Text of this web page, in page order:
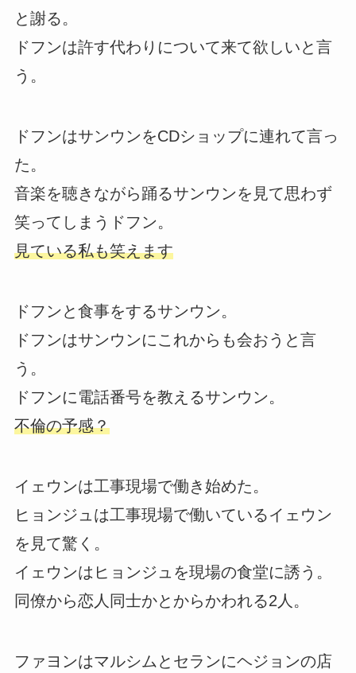
と謝る。
ドフンは許す代わりについて来て欲しいと言
う。
ドフンはサンウンをCDショップに連れて言っ
た。
音楽を聴きながら踊るサンウンを見て思わず
笑ってしまうドフン。
見ている私も笑えます
ドフンと食事をするサンウン。
ドフンはサンウンにこれからも会おうと言
う。
ドフンに電話番号を教えるサンウン。
不倫の予感？
イェウンは工事現場で働き始めた。
ヒョンジュは工事現場で働いているイェウン
を見て驚く。
イェウンはヒョンジュを現場の食堂に誘う。
同僚から恋人同士かとからかわれる2人。
ファヨンはマルシムとセランにヘジョンの店